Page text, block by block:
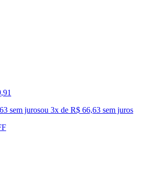
,91
sem jurosou 3x de R$ 66,63 sem juros